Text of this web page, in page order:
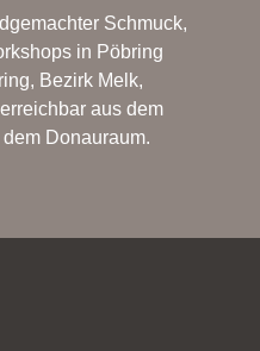
Schmuck,
in Pöbring
Bezirk Melk,
aus dem
Donauraum.